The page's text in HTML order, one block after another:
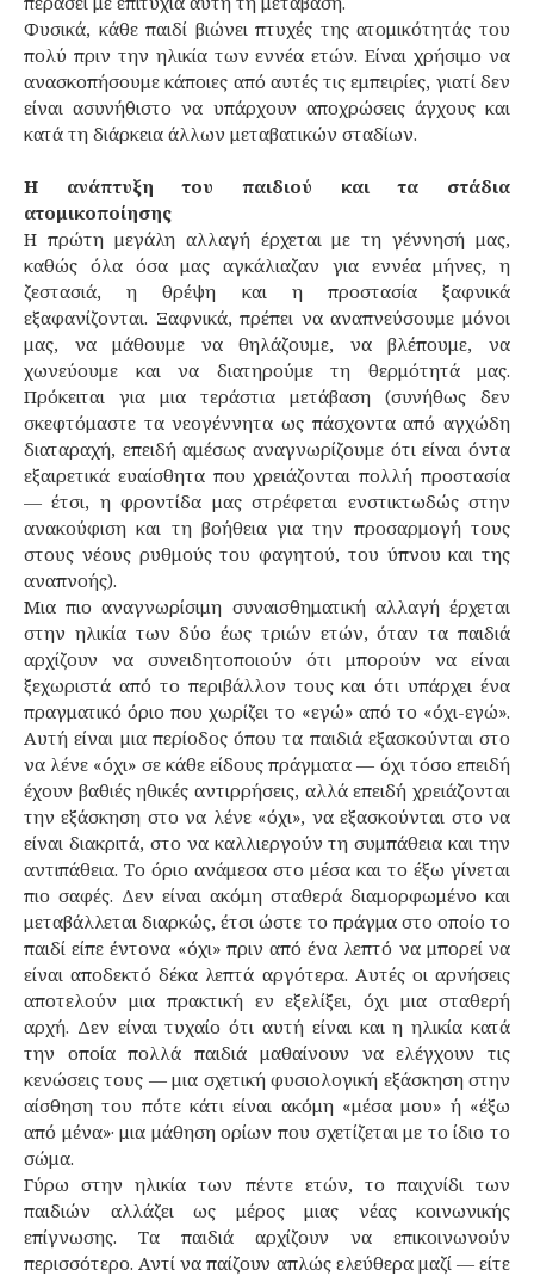
Φυσικά, κάθε παιδί βιώνει πτυχές της ατομικότητάς του
πολύ πριν την ηλικία των εννέα ετών. Είναι χρήσιμο να
ανασκοπήσουμε κάποιες από αυτές τις εμπειρίες, γιατί δεν
είναι ασυνήθιστο να υπάρχουν αποχρώσεις άγχους και
κατά τη διάρκεια άλλων μεταβατικών σταδίων.
Η ανάπτυξη του παιδιού και τα στάδια
ατομικοποίησης
Η πρώτη μεγάλη αλλαγή έρχεται με τη γέννησή μας,
καθώς όλα όσα μας αγκάλιαζαν για εννέα μήνες, η
ζεστασιά, η θρέψη και η προστασία ξαφνικά
εξαφανίζονται. Ξαφνικά, πρέπει να αναπνεύσουμε μόνοι
μας, να μάθουμε να θηλάζουμε, να βλέπουμε, να
χωνεύουμε και να διατηρούμε τη θερμότητά μας.
Πρόκειται για μια τεράστια μετάβαση (συνήθως δεν
σκεφτόμαστε τα νεογέννητα ως πάσχοντα από αγχώδη
διαταραχή, επειδή αμέσως αναγνωρίζουμε ότι είναι όντα
εξαιρετικά ευαίσθητα που χρειάζονται πολλή προστασία
— έτσι, η φροντίδα μας στρέφεται ενστικτωδώς στην
ανακούφιση και τη βοήθεια για την προσαρμογή τους
στους νέους ρυθμούς του φαγητού, του ύπνου και της
αναπνοής).
Μια πιο αναγνωρίσιμη συναισθηματική αλλαγή έρχεται
στην ηλικία των δύο έως τριών ετών, όταν τα παιδιά
αρχίζουν να συνειδητοποιούν ότι μπορούν να είναι
ξεχωριστά από το περιβάλλον τους και ότι υπάρχει ένα
πραγματικό όριο που χωρίζει το «εγώ» από το «όχι-εγώ».
Αυτή είναι μια περίοδος όπου τα παιδιά εξασκούνται στο
να λένε «όχι» σε κάθε είδους πράγματα — όχι τόσο επειδή
έχουν βαθιές ηθικές αντιρρήσεις, αλλά επειδή χρειάζονται
την εξάσκηση στο να λένε «όχι», να εξασκούνται στο να
είναι διακριτά, στο να καλλιεργούν τη συμπάθεια και την
αντιπάθεια. Το όριο ανάμεσα στο μέσα και το έξω γίνεται
πιο σαφές. Δεν είναι ακόμη σταθερά διαμορφωμένο και
μεταβάλλεται διαρκώς, έτσι ώστε το πράγμα στο οποίο το
παιδί είπε έντονα «όχι» πριν από ένα λεπτό να μπορεί να
είναι αποδεκτό δέκα λεπτά αργότερα. Αυτές οι αρνήσεις
αποτελούν μια πρακτική εν εξελίξει, όχι μια σταθερή
αρχή. Δεν είναι τυχαίο ότι αυτή είναι και η ηλικία κατά
την οποία πολλά παιδιά μαθαίνουν να ελέγχουν τις
κενώσεις τους — μια σχετική φυσιολογική εξάσκηση στην
αίσθηση του πότε κάτι είναι ακόμη «μέσα μου» ή «έξω
από μένα»· μια μάθηση ορίων που σχετίζεται με το ίδιο το
σώμα.
Γύρω στην ηλικία των πέντε ετών, το παιχνίδι των
παιδιών αλλάζει ως μέρος μιας νέας κοινωνικής
επίγνωσης. Τα παιδιά αρχίζουν να επικοινωνούν
περισσότερο. Αντί να παίζουν απλώς ελεύθερα μαζί — είτε